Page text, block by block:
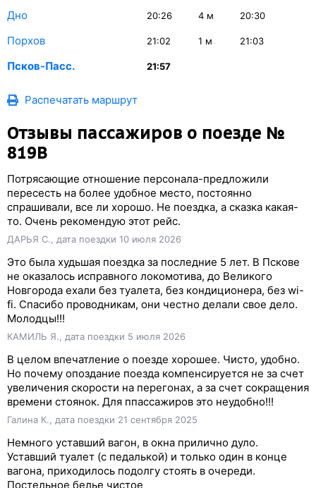
Дно 20:26 4 м 20:30
Порхов 21:02 1 м 21:03
Псков-Пасс. 21:57
Распечатать маршрут
Отзывы пассажиров о поезде №
819В
Потрясающие отношение персонала-предложили
пересесть на более удобное место, постоянно
спрашивали, все ли хорошо. Не поездка, а сказка какая-
то. Очень рекомендую этот рейс.
ДАРЬЯ С., дата поездки 10 июля 2026
Это была худьшая поездка за последние 5 лет. В Пскове
не оказалось исправного локомотива, до Великого
Новгорода ехали без туалета, без кондиционера, без wi-
fi. Спасибо проводникам, они честно делали свое дело.
Молодцы!!!
КАМИЛЬ Я., дата поездки 5 июля 2026
В целом впечатление о поезде хорошее. Чисто, удобно.
Но почему опоздание поезда компенсируется не за счет
увеличения скорости на перегонах, а за счет сокращения
времени стоянок. Для ппассажиров это неудобно!!!
Галина К., дата поездки 21 сентября 2025
Немного уставший вагон, в окна прилично дуло.
Уставший туалет (с педалькой) и только один в конце
вагона, приходилось подолгу стоять в очереди.
Постельное белье чистое